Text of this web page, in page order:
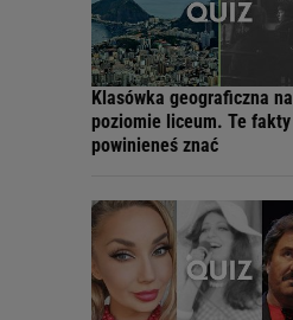
Klasówka geograficzna na
poziomie liceum. Te fakty
powinieneś znać